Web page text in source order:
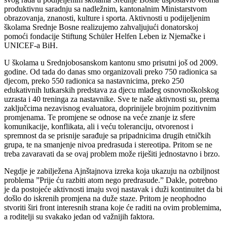
produktivnu saradnju sa nadležnim, kantonalnim Ministarstvom
obrazovanja, znanosti, kulture i sporta. Aktivnosti u podijeljenim
školama Srednje Bosne realizujemo zahvaljujući donatorskoj
pomoći fondacije Stiftung Schüler Helfen Leben iz Njemačke i
UNICEF-a BiH.
U školama u Srednjobosanskom kantonu smo prisutni još od 2009.
godine. Od tada do danas smo organizovali preko 750 radionica sa
djecom, preko 550 radionica sa nastavnicima, preko 250
edukativnih lutkarskih predstava za djecu mlađeg osnovnoškolskog
uzrasta i 40 treninga za nastavnike. Sve te naše aktivnosti su, prema
zaključcima nezavisnog evaluatora, doprinijele brojnim pozitivnim
promjenama. Te promjene se odnose na veće znanje iz sfere
komunikacije, konflikata, ali i veću toleranciju, otvorenost i
spremnost da se prisnije sarađuje sa pripadnicima drugih etničkih
grupa, te na smanjenje nivoa predrasuda i stereotipa. Pritom se ne
treba zavaravati da se ovaj problem može riješiti jednostavno i brzo.
Negdje je zabilježena Ajnštajnova izreka koja ukazuju na ozbiljnost
problema ”Prije ću razbiti atom nego predrasude.” Dakle, potrebno
je da postojeće aktivnosti imaju svoj nastavak i duži kontinuitet da bi
došlo do iskrenih promjena na duže staze. Pritom je neophodno
stvoriti širi front interesnih strana koje će raditi na ovim problemima,
a roditelji su svakako jedan od važnijih faktora.